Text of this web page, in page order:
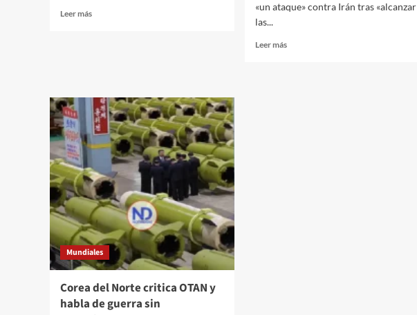
Leer más
«un ataque» contra Irán tras «alcanzar
las...
Leer más
Mundiales
Corea del Norte critica OTAN y
habla de guerra sin